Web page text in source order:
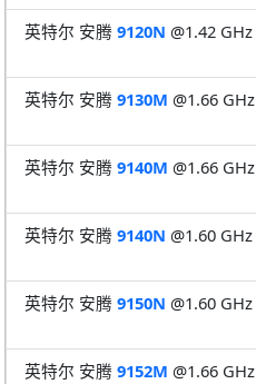
英特尔 安腾9120N @1.42 GHz
英特尔 安腾9130M @1.66 GHz
英特尔 安腾9140M @1.66 GHz
英特尔 安腾9140N @1.60 GHz
英特尔 安腾9150N @1.60 GHz
英特尔 安腾9152M @1.66 GHz